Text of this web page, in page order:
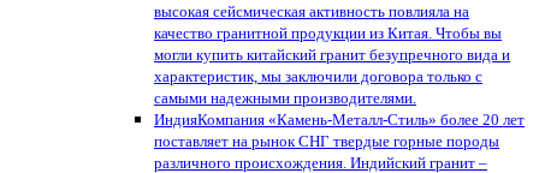
высокая сейсмическая активность повлияла на
качество гранитной продукции из Китая. Чтобы вы
могли купить китайский гранит безупречного вида и
характеристик, мы заключили договора только с
самыми надежными производителями.
ИндияКомпания «Камень-Металл-Стиль» более 20 лет
поставляет на рынок СНГ твердые горные породы
различного происхождения. Индийский гранит –